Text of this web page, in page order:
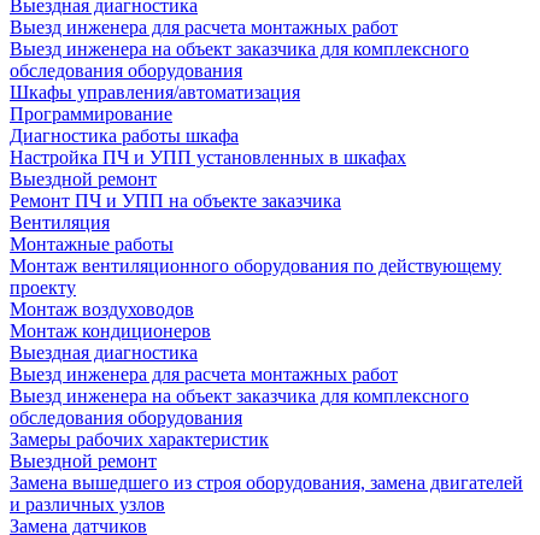
Выездная диагностика
Выезд инженера для расчета монтажных работ
Выезд инженера на объект заказчика для комплексного
обследования оборудования
Шкафы управления/автоматизация
Программирование
Диагностика работы шкафа
Настройка ПЧ и УПП установленных в шкафах
Выездной ремонт
Ремонт ПЧ и УПП на объекте заказчика
Вентиляция
Монтажные работы
Монтаж вентиляционного оборудования по действующему
проекту
Монтаж воздуховодов
Монтаж кондиционеров
Выездная диагностика
Выезд инженера для расчета монтажных работ
Выезд инженера на объект заказчика для комплексного
обследования оборудования
Замеры рабочих характеристик
Выездной ремонт
Замена вышедшего из строя оборудования, замена двигателей
и различных узлов
Замена датчиков